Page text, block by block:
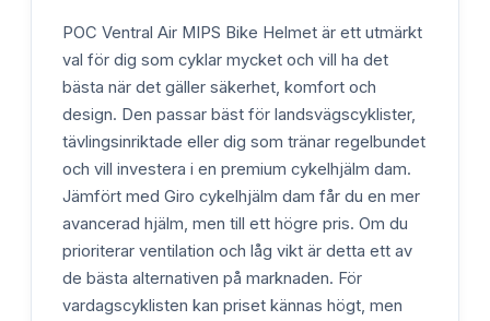
POC Ventral Air MIPS Bike Helmet är ett utmärkt
val för dig som cyklar mycket och vill ha det
bästa när det gäller säkerhet, komfort och
design. Den passar bäst för landsvägscyklister,
tävlingsinriktade eller dig som tränar regelbundet
och vill investera i en premium cykelhjälm dam.
Jämfört med Giro cykelhjälm dam får du en mer
avancerad hjälm, men till ett högre pris. Om du
prioriterar ventilation och låg vikt är detta ett av
de bästa alternativen på marknaden. För
vardagscyklisten kan priset kännas högt, men